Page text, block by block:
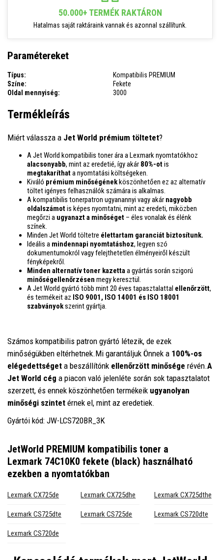
50.000+ TERMÉK RAKTÁRON
Hatalmas saját raktáraink vannak és azonnal szállítunk.
Paramétereket
Típus:
Kompatibilis PREMIUM
Színe:
Fekete
Oldal mennyiség:
3000
Termékleírás
Miért válassza a Jet World prémium töltetet?
A Jet World kompatibilis toner ára a Lexmark nyomtatókhoz
alacsonyabb, mint az eredetié, így akár 80%-otis
megtakaríthata nyomtatási költségeken.
Kiváló prémium minőségénekköszönhetően ez az alternatív
töltet igényes felhasználók számára is alkalmas.
A kompatibilis tonerpatron ugyanannyi vagy akár nagyobb
oldalszámotis képes nyomtatni, mint az eredeti, miközben
megőrzi a ugyanazt a minőséget – éles vonalak és élénk
színek.
Minden Jet World töltetre élettartam garanciát biztosítunk.
Ideális a mindennapi nyomtatáshoz, legyen szó
dokumentumokról vagy felejthetetlen élményeiről készült
fényképekről.
Minden alternatív toner kazettaa gyártás során szigorú
minőségellenőrzésen megy keresztül.
A Jet World gyártó több mint 20 éves tapasztalattal ellenőrzött,
és termékeit az ISO 9001, ISO 14001 és ISO 18001
szabványokszerint gyártja.
Számos kompatibilis patron gyártó létezik, de ezek
minőségükben eltérhetnek.Mi garantáljuk Önnek a 100%-os
elégedettséget a beszállítónk ellenőrzött minősége révén.A
Jet World cég a piacon való jelenléte során sok tapasztalatot
szerzett, és ennek köszönhetően termékeik ugyanolyan
minőségi szintet érnek el, mint az eredetiek.
Gyártói kód: JW-LCS720BR_3K
JetWorld PREMIUM kompatibilis toner a
Lexmark 74C10K0 fekete (black) használható
ezekben a nyomtatókban
Lexmark CX725de Lexmark CX725dhe Lexmark CX725dthe
Lexmark CS725dte Lexmark CS725de Lexmark CS720dte
Lexmark CS720de